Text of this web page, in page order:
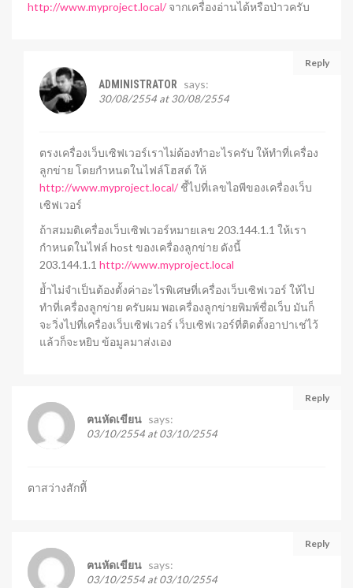
http://www.myproject.local/ จากเครื่องอ่านได้หรือป่าวครับ
Reply
ADMINISTRATOR says:
30/08/2554 at 30/08/2554
ตรงเครื่องเว็บเซิฟเวอร์เราไม่ต้องทำอะไรครับ ให้ทำที่เครื่อง
ลูกข่าย โดยกำหนดในไฟล์โฮสต์ ให้
http://www.myproject.local/ ชี้ไปที่เลขไอพีของเครื่องเว็บ
เซิฟเวอร์
ถ้าสมมติเครื่องเว็บเซิฟเวอร์หมายเลข 203.144.1.1 ให้เรา
กำหนดในไฟล์ host ของเครื่องลูกข่าย ดังนี้
203.144.1.1 http://www.myproject.local
ย้ำไม่จำเป็นต้องตั้งค่าอะไรพิเศษที่เครื่องเว็บเซิฟเวอร์ ให้ไป
ทำที่เครื่องลูกข่าย ครับผม พอเครื่องลูกข่ายพิมพ์ชื่อเว็บ มันก็
จะวิ่งไปที่เครื่องเว็บเซิฟเวอร์ เว็บเซิฟเวอร์ที่ติดตั้งอาปาเช่ไว้
แล้วก็จะหยิบ ข้อมูลมาส่งเอง
Reply
ฅนหัดเขียน says:
03/10/2554 at 03/10/2554
ตาสว่างสักทีั
Reply
ฅนหัดเขียน says:
03/10/2554 at 03/10/2554